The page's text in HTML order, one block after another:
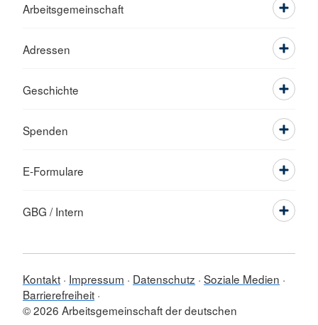
Arbeitsgemeinschaft
Adressen
Geschichte
Spenden
E-Formulare
GBG / Intern
Kontakt Impressum Datenschutz Soziale Medien
Barrierefreiheit
© 2026 Arbeitsgemeinschaft der deutschen